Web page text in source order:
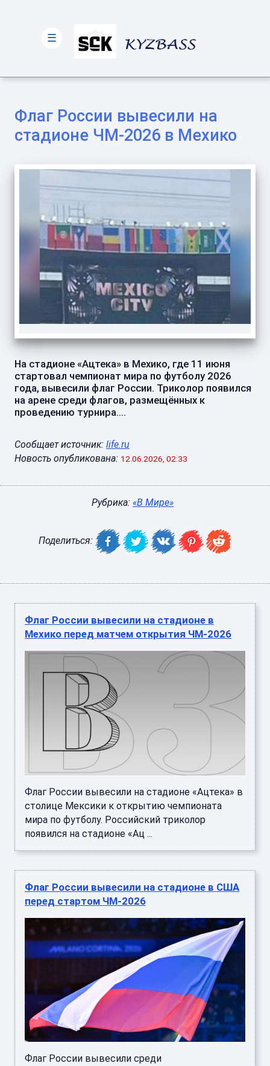
Флаг России вывесили на
стадионе ЧМ-2026 в Мехико
На стадионе «Ацтека» в Мехико, где 11 июня
стартовал чемпионат мира по футболу 2026
года, вывесили флаг России. Триколор появился
на арене среди флагов, размещённых к
проведению турнира....
Сообщает источник: life.ru
Новость опубликована: 12.06.2026, 02:33
Рубрика: «В Мире»
Поделиться:
Флаг России вывесили на стадионе в
Мехико перед матчем открытия ЧМ-2026
Флаг России вывесили на стадионе «Ацтека» в
столице Мексики к открытию чемпионата
мира по футболу. Российский триколор
появился на стадионе «Ац ...
Флаг России вывесили на стадионе в США
перед стартом ЧМ-2026
Флаг России вывесили среди
☰